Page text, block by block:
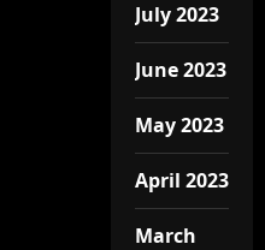
July 2023
June 2023
May 2023
April 2023
March